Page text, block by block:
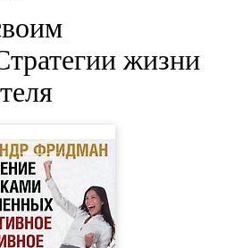
жизни